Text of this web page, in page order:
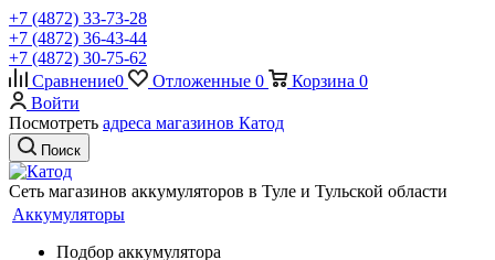
+7 (4872) 33-73-28
+7 (4872) 36-43-44
+7 (4872) 30-75-62
Сравнение0 Отложенные 0 Корзина 0
Войти
Посмотреть адреса магазинов Катод
Поиск
Сеть магазинов аккумуляторов в Туле и Тульской области
Аккумуляторы
Подбор аккумулятора